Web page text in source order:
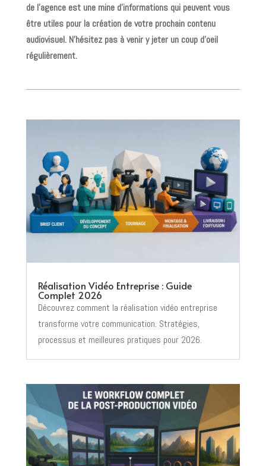
de l’agence est une mine d’informations qui peuvent vous
être utiles pour la création de votre prochain contenu
audiovisuel. N’hésitez pas à venir y jeter un coup d’oeil
régulièrement.
Réalisation Vidéo Entreprise : Guide
Complet 2026
Découvrez comment la réalisation vidéo entreprise
transforme votre communication. Stratégies,
processus et meilleures pratiques pour 2026.